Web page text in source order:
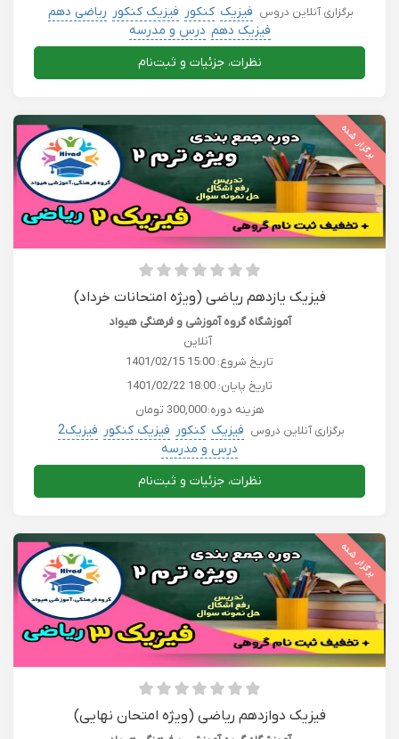
برگزاری آنلاین دروس فیزیک کنکور فیزیک کنکور ریاضی دهم
فیزیک دهم درس و مدرسه
نظرات، جزئیات و ثبت‌نام
برگزار شده
فیزیک یازدهم ریاضی (ویژه امتحانات خرداد)
آموزشگاه گروه آموزشی و فرهنگی هیواد
آنلاین
تاریخ شروع: 1401/02/15 15:00
تاریخ پایان: 1401/02/22 18:00
هزینه دوره:300,000 تومان
برگزاری آنلاین دروس فیزیک کنکور فیزیک کنکور فیزیک2
درس و مدرسه
نظرات، جزئیات و ثبت‌نام
برگزار شده
فیزیک دوازدهم ریاضی (ویژه امتحان نهایی)